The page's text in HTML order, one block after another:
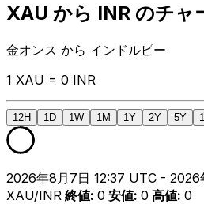
XAU から INR のチャ
金オンス から インドルピー
1 XAU = 0 INR
12H 1D 1W 1M 1Y 2Y 5Y
2026年8月7日 12:37 UTC - 2026
XAU/INR 終値: 0 安値: 0 高値: 0